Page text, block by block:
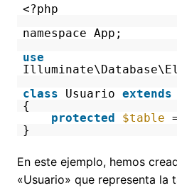
<?php
namespace App;
use
class
Usuario extends
{
protected
$table
}
En este ejemplo, hemos
«Usuario» que representa la